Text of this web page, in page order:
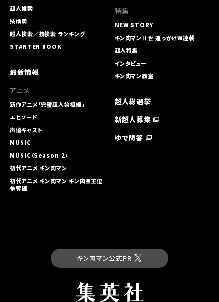
超人検索
技検索
超人検索／技検索 ランキング
STARTER BOOK
最新情報
アニメ
新作アニメ「完璧超人始祖編」
エピソード
声優キャスト
MUSIC
MUSIC（Season 2）
初代アニメ キン⾁マン
初代アニメ キン⾁マン キン⾁星王位
争奪編
特集
NEW STORY
キン肉マンⅡ世 追っかけW連載
超人特集
インタビュー
キン肉マン教室
超人総選挙
新超人募集
ゆで問答
キン肉マン公式PR